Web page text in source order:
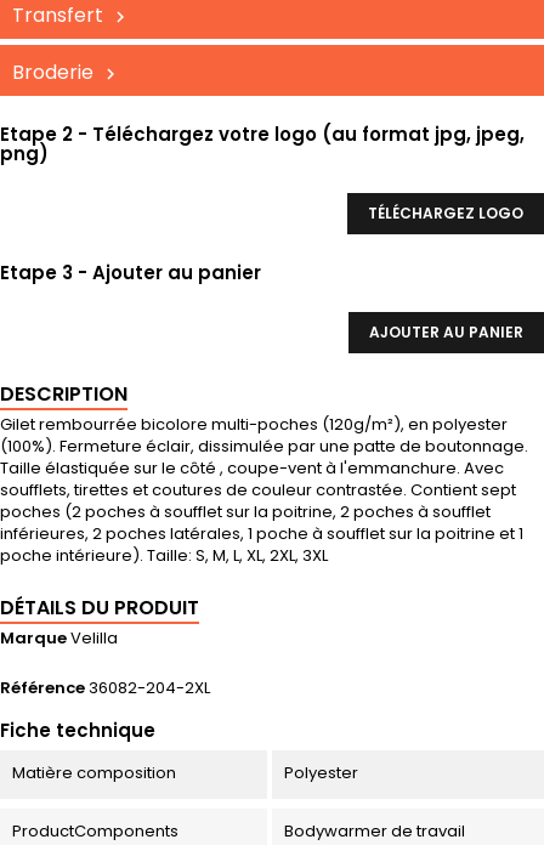
Transfert
Broderie
Etape 2 - Téléchargez votre logo (au format jpg, jpeg,
png)
TÉLÉCHARGEZ LOGO
Etape 3 - Ajouter au panier
AJOUTER AU PANIER
DESCRIPTION
Gilet rembourrée bicolore multi-poches (120g/m²), en polyester
(100%). Fermeture éclair, dissimulée par une patte de boutonnage.
Taille élastiquée sur le côté , coupe-vent à l'emmanchure. Avec
soufflets, tirettes et coutures de couleur contrastée. Contient sept
poches (2 poches à soufflet sur la poitrine, 2 poches à soufflet
inférieures, 2 poches latérales, 1 poche à soufflet sur la poitrine et 1
poche intérieure). Taille: S, M, L, XL, 2XL, 3XL
DÉTAILS DU PRODUIT
MarqueVelilla
Référence36082-204-2XL
Fiche technique
Matière composition Polyester
ProductComponents Bodywarmer de travail